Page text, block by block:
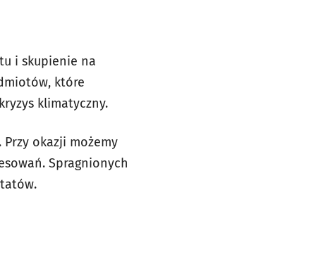
i skupienie na
które
klimatyczny.
okazji możemy
Spragnionych